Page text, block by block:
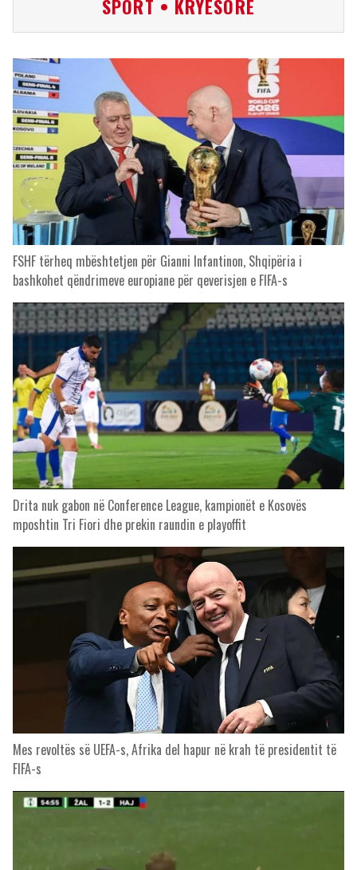
SPORT • KRYESORE
FSHF tërheq mbështetjen për Gianni Infantinon, Shqipëria i
bashkohet qëndrimeve europiane për qeverisjen e FIFA-s
Drita nuk gabon në Conference League, kampionët e Kosovës
mposhtin Tri Fiori dhe prekin raundin e playoffit
Mes revoltës së UEFA-s, Afrika del hapur në krah të presidentit të
FIFA-s